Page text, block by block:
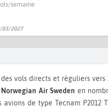
semaine
2027
vols directs et réguliers vers
Air Sweden en
de type Tecnam P2012